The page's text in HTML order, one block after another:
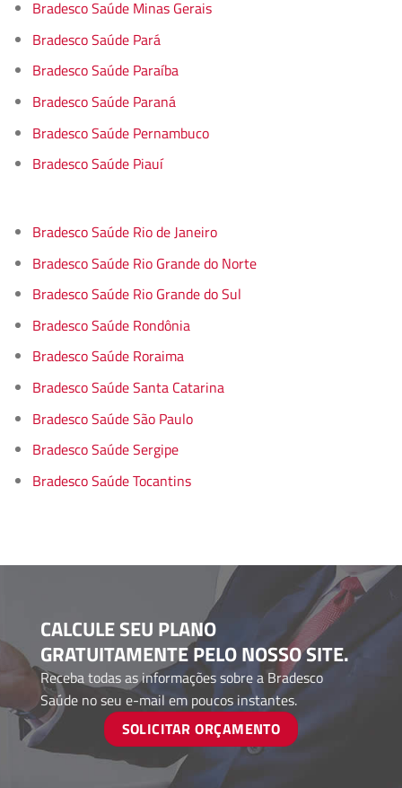
Bradesco Saúde Minas Gerais
Bradesco Saúde Pará
Bradesco Saúde Paraíba
Bradesco Saúde Paraná
Bradesco Saúde Pernambuco
Bradesco Saúde Piauí
Bradesco Saúde Rio de Janeiro
Bradesco Saúde Rio Grande do Norte
Bradesco Saúde Rio Grande do Sul
Bradesco Saúde Rondônia
Bradesco Saúde Roraima
Bradesco Saúde Santa Catarina
Bradesco Saúde São Paulo
Bradesco Saúde Sergipe
Bradesco Saúde Tocantins
CALCULE SEU PLANO
GRATUITAMENTE PELO NOSSO SITE.
Receba todas as informações sobre a Bradesco
Saúde no seu e-mail em poucos instantes.
SOLICITAR ORÇAMENTO